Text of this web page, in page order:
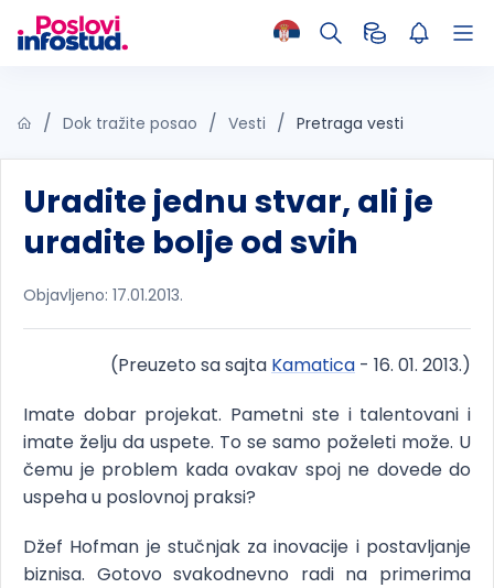
Dok tražite posao Vesti Pretraga vesti
Uradite jednu stvar, ali je
uradite bolje od svih
Objavljeno: 17.01.2013.
(Preuzeto sa sajta Kamatica - 16. 01. 2013.)
Imate dobar projekat. Pametni ste i talentovani i
imate želju da uspete. To se samo poželeti može. U
čemu je problem kada ovakav spoj ne dovede do
uspeha u poslovnoj praksi?
Džef Hofman je stučnjak za inovacije i postavljanje
biznisa. Gotovo svakodnevno radi na primerima